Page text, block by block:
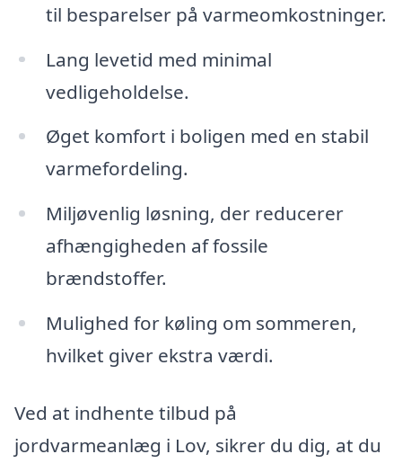
til besparelser på varmeomkostninger.
Lang levetid med minimal
vedligeholdelse.
Øget komfort i boligen med en stabil
varmefordeling.
Miljøvenlig løsning, der reducerer
afhængigheden af fossile
brændstoffer.
Mulighed for køling om sommeren,
hvilket giver ekstra værdi.
Ved at indhente tilbud på
jordvarmeanlæg i Lov, sikrer du dig, at du